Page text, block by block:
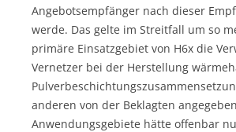
Angebotsempfänger nach dieser
werde. Das gelte im Streitfall um so
primäre Einsatzgebiet von H6x die
Vernetzer bei der Herstellung
anderen von der Beklagten
Anwendungsgebiete hätte offenbar